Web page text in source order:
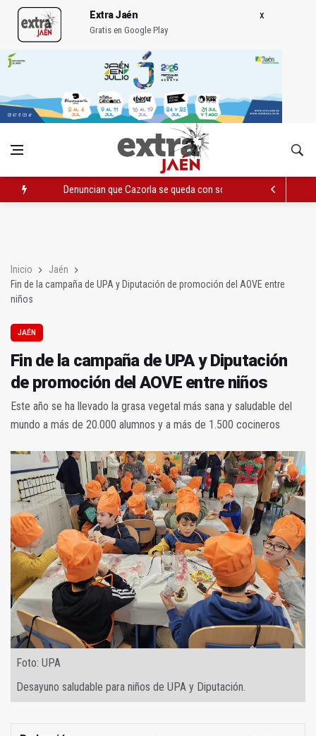
Extra Jaén
Gratis en Google Play
Denuncian que Cazorla se queda con solo dos bomberos por
Inicio
Jaén
Fin de la campaña de UPA y Diputación de promoción del AOVE entre
niños
JAÉN
Fin de la campaña de UPA y Diputación
de promoción del AOVE entre niños
Este año se ha llevado la grasa vegetal más sana y saludable del
mundo a más de 20.000 alumnos y a más de 1.500 cocineros
Foto: UPA
Desayuno saludable para niños de UPA y Diputación.